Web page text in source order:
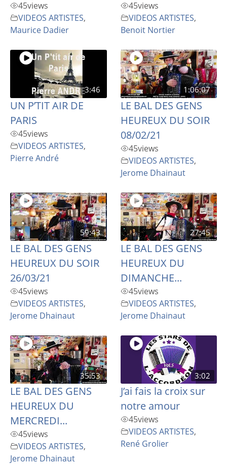
45views
VIDEOS ARTISTES,
Maurice Dadier
45views
VIDEOS ARTISTES,
Benoit Nortier
3:46
UN P’TIT AIR DE
PARIS
45views
VIDEOS ARTISTES,
Pierre André
1:06:07
LE BAL DES GENS
HEUREUX DU SOIR
08/02/21
45views
VIDEOS ARTISTES,
Jerome Dhainaut
59:43
LE BAL DES GENS
HEUREUX DU SOIR
26/03/21
45views
VIDEOS ARTISTES,
Jerome Dhainaut
27:45
LE BAL DES GENS
HEUREUX DU
DIMANCHE...
45views
VIDEOS ARTISTES,
Jerome Dhainaut
35:53
LE BAL DES GENS
HEUREUX DU
MERCREDI...
45views
VIDEOS ARTISTES,
Jerome Dhainaut
3:02
J’ai fais la croix sur
notre amour
45views
VIDEOS ARTISTES,
René Grolier